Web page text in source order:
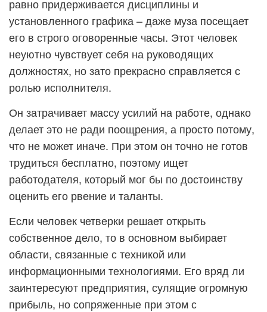
равно придерживается дисциплины и
установленного графика – даже муза посещает
его в строго оговоренные часы. Этот человек
неуютно чувствует себя на руководящих
должностях, но зато прекрасно справляется с
ролью исполнителя.
Он затрачивает массу усилий на работе, однако
делает это не ради поощрения, а просто потому,
что не может иначе. При этом он точно не готов
трудиться бесплатно, поэтому ищет
работодателя, который мог бы по достоинству
оценить его рвение и таланты.
Если человек четверки решает открыть
собственное дело, то в основном выбирает
области, связанные с техникой или
информационными технологиями. Его вряд ли
заинтересуют предприятия, сулящие огромную
прибыль, но сопряженные при этом с